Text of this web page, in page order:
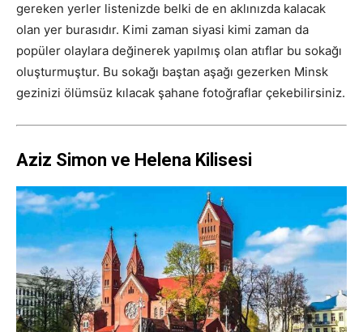
gereken yerler listenizde belki de en aklınızda kalacak
olan yer burasıdır. Kimi zaman siyasi kimi zaman da
popüler olaylara değinerek yapılmış olan atıflar bu sokağı
oluşturmuştur. Bu sokağı baştan aşağı gezerken Minsk
gezinizi ölümsüz kılacak şahane fotoğraflar çekebilirsiniz.
Aziz Simon ve Helena Kilisesi